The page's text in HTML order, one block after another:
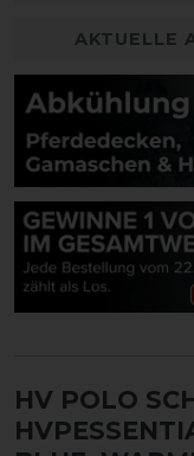
AKTUELLE
HV POLO